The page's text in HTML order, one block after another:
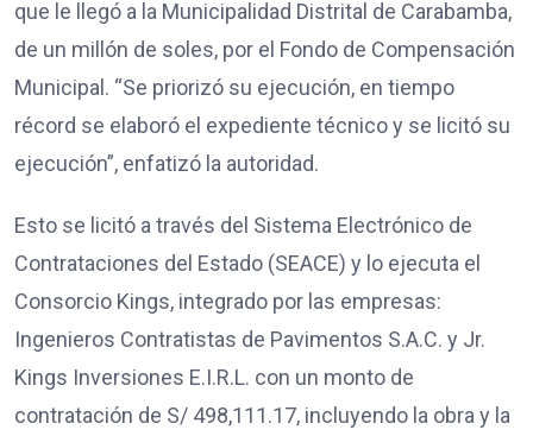
que le llegó a la Municipalidad Distrital de Carabamba,
de un millón de soles, por el Fondo de Compensación
Municipal. “Se priorizó su ejecución, en tiempo
récord se elaboró el expediente técnico y se licitó su
ejecución”, enfatizó la autoridad.
Esto se licitó a través del Sistema Electrónico de
Contrataciones del Estado (SEACE) y lo ejecuta el
Consorcio Kings, integrado por las empresas:
Ingenieros Contratistas de Pavimentos S.A.C. y Jr.
Kings Inversiones E.I.R.L. con un monto de
contratación de S/ 498,111.17, incluyendo la obra y la